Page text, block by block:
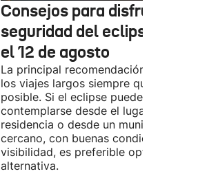
Consejos para disfrutar
seguridad del eclipse solar
el 12 de agosto
La principal recomendación es evitar
los viajes largos siempre que sea
posible. Si el eclipse puede
contemplarse desde el lugar de
residencia o desde un municipio
cercano, con buenas condiciones de
visibilidad, es preferible optar por
alternativa.